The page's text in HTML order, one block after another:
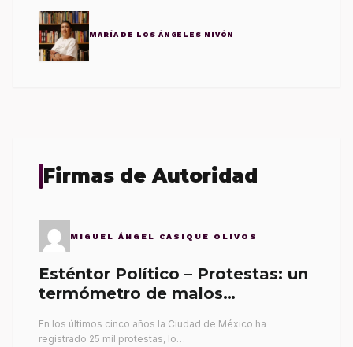
MARÍA DE LOS ÁNGELES NIVÓN
Firmas de Autoridad
MIGUEL ÁNGEL CASIQUE OLIVOS
Esténtor Político – Protestas: un
termómetro de malos
En los últimos cinco años la Ciudad de México ha
registrado 25 mil protestas, lo…